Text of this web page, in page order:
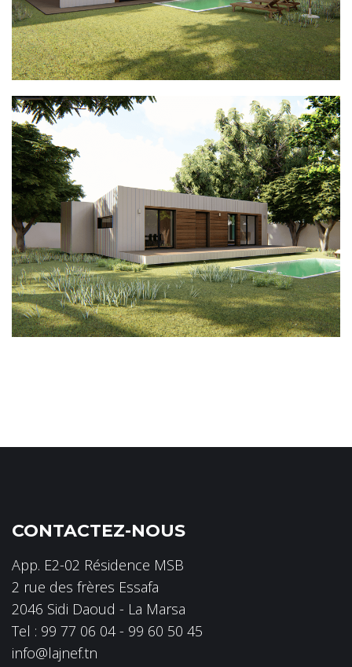
CONTACTEZ-NOUS
App. E2-02 Résidence MSB
2 rue des frères Essafa
2046 Sidi Daoud - La Marsa
Tel : 99 77 06 04 - 99 60 50 45
info@lajnef.tn